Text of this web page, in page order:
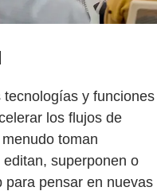
y funciones
los flujos de
toman
superponen o
para pensar en nuevas